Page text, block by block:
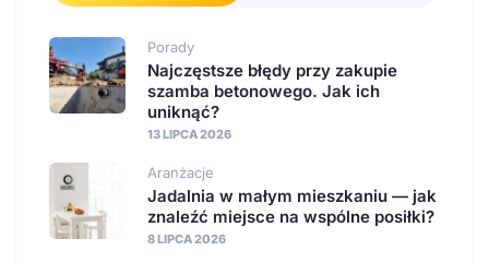
Porady
Najczęstsze błędy przy zakupie
szamba betonowego. Jak ich
uniknąć?
13 LIPCA 2026
Aranżacje
Jadalnia w małym mieszkaniu — jak
znaleźć miejsce na wspólne posiłki?
8 LIPCA 2026